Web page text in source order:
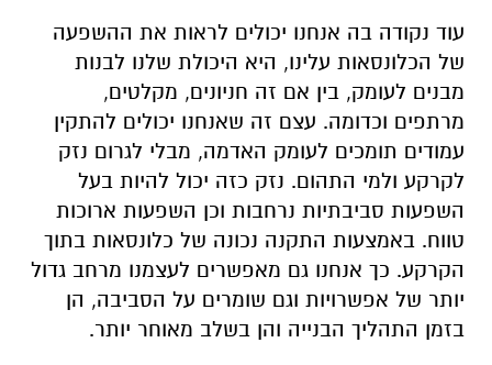
עוד נקודה בה אנחנו יכולים לראות את ההשפעה
של הכלונסאות עלינו, היא היכולת שלנו לבנות
מבנים לעומק, בין אם זה חניונים, מקלטים,
מרתפים וכדומה. עצם זה שאנחנו יכולים להתקין
עמודים תומכים לעומק האדמה, מבלי לגרום נזק
לקרקע ולמי התהום. נזק כזה יכול להיות בעל
השפעות סביבתיות נרחבות וכן השפעות ארוכות
טווח. באמצעות התקנה נכונה של כלונסאות בתוך
הקרקע. כך אנחנו גם מאפשרים לעצמנו מרחב גדול
יותר של אפשרויות וגם שומרים על הסביבה, הן
בזמן התהליך הבנייה והן בשלב מאוחר יותר.